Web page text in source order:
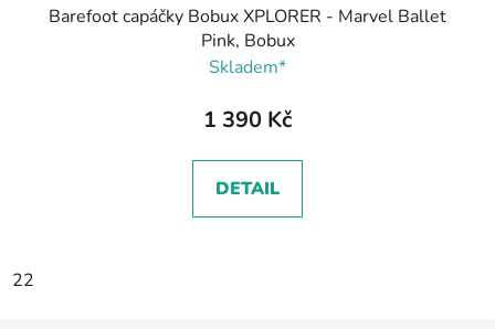
Barefoot capáčky Bobux XPLORER - Marvel Ballet
Pink, Bobux
Skladem*
1 390 Kč
DETAIL
22